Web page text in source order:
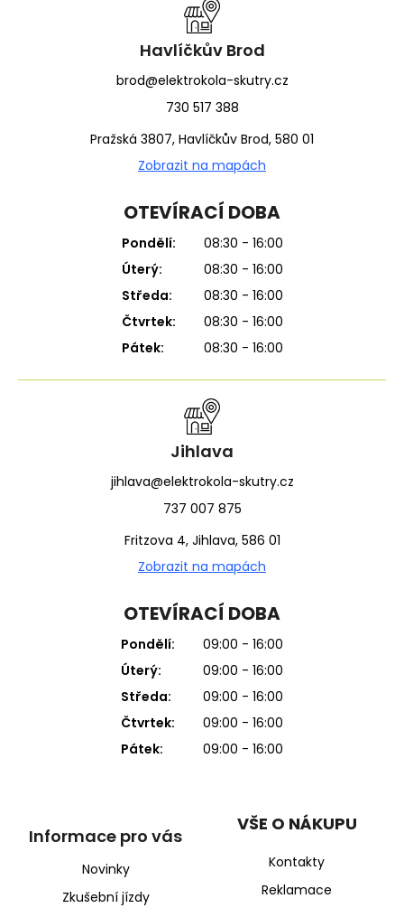
Havlíčkův Brod
brod@elektrokola-skutry.cz
730 517 388
Pražská 3807, Havlíčkův Brod, 580 01
Zobrazit na mapách
OTEVÍRACÍ DOBA
Pondělí:
08:30 - 16:00
Úterý:
08:30 - 16:00
Středa:
08:30 - 16:00
Čtvrtek:
08:30 - 16:00
Pátek:
08:30 - 16:00
Jihlava
jihlava@elektrokola-skutry.cz
737 007 875
Fritzova 4, Jihlava, 586 01
Zobrazit na mapách
OTEVÍRACÍ DOBA
Pondělí:
09:00 - 16:00
Úterý:
09:00 - 16:00
Středa:
09:00 - 16:00
Čtvrtek:
09:00 - 16:00
Pátek:
09:00 - 16:00
Informace pro vás
Novinky
Zkušební jízdy
VŠE O NÁKUPU
Kontakty
Reklamace